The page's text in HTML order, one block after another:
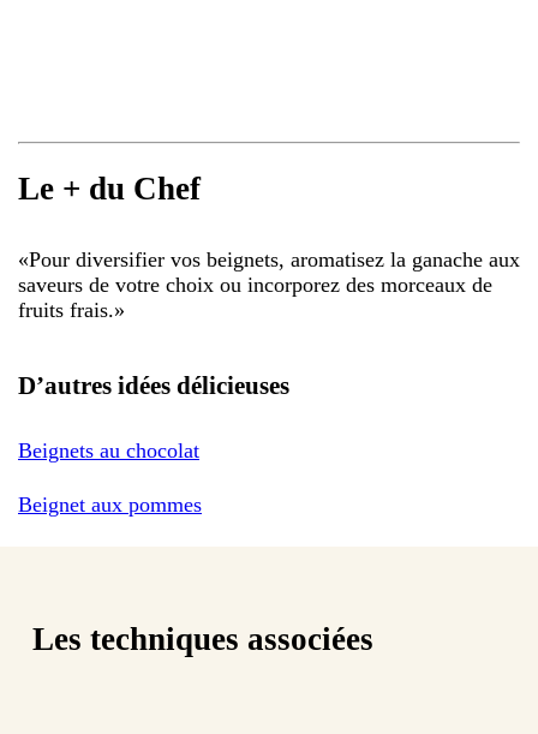
Le + du Chef
«Pour diversifier vos beignets, aromatisez la ganache aux
saveurs de votre choix ou incorporez des morceaux de
fruits frais.»
D’autres idées délicieuses
Beignets au chocolat
Beignet aux pommes
Les techniques associées